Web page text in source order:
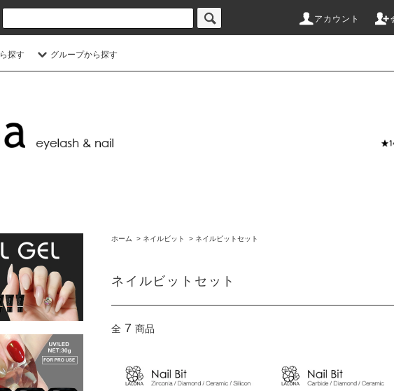
アカウント
探す グループから探す
ホーム > ネイルビット > ネイルビットセット
ネイルビットセット
全 7 商品